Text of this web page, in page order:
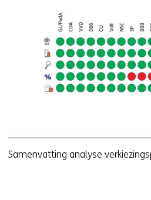
Samenvatting analyse